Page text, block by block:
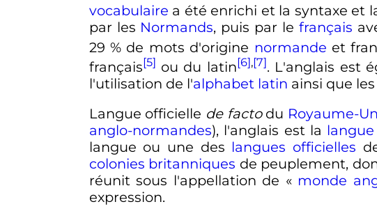
vocabulaire a été enrichi et la syntaxe et
par les Normands, puis par le français
29 % de mots d'origine normande et
français[5] ou du latin[6],[7]. L'anglais est
l'utilisation de l'alphabet latin ainsi que les
Langue officielle de factodu Royaume-
anglo-normandes), l'anglais est la
langue ou une des langues officielles
colonies britanniques de peuplement,
réunit sous l'appellation de « monde
expression.